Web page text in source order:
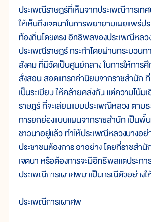
ประเพณีราษฎร์ที่เห็นจากประเพณีการเท
ให้เห็นถึงเจตนาในการพยายามเผยแพร่
ท้องถิ่นโดยตรง อิทธิพลของประเพณีหลว
ประเพณีราษฎร์ กระทำโดยผ่านกระบวนก
สังคม ที่มีวัดเป็นศูนย์กลาง ในการให้การ
สั่งสอน สอดแทรกค่านิยมจากราชสำนัก
เป็นระเบียบ ให้คล้ายคลึงกัน แต่ความโน้ม
ราษฎร์ ที่จะเลียนแบบประเพณีหลวง ตาม
การยกย่องแบบแผนจากราชสำนัก เป็นพื้
ชาวนาอยู่แล้ว ทำให้ประเพณีหลวงบางอย่
ประชาชนต้องการเอาอย่าง โดยที่ราชสำนั
เจตนา หรือต้องการจะมีอิทธิพลแต่ประกา
ประเพณีการเผาศพมาเป็นกรณีตัวอย่างใ
ประเพณีการเผาศพ